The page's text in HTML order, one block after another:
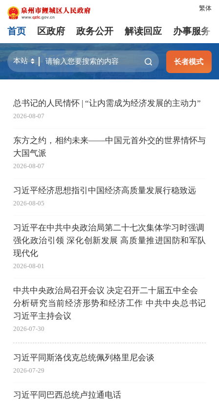
繁体
首页 区政府 政务公开 解读回应 办事服务
长者模式
总书记的人民情怀 | “让内需成为经济发展的主动力”
2026-08-07
东方之约，相约未来——中国元首外交的世界情怀与
大国气派
2026-08-07
习近平经济思想指引中国经济高质量发展行稳致远
2026-08-05
习近平在中共中央政治局第二十七次集体学习时强调
强化政治引领 深化创新发展 高质量推进国防和军队
现代化
2026-08-01
中共中央政治局召开会议 决定召开二十届五中全会
分析研究当前经济形势和经济工作 中共中央总书记
习近平主持会议
2026-07-30
习近平同斯洛伐克总统佩列格里尼会谈
2026-07-29
习近平同巴西总统卢拉通电话